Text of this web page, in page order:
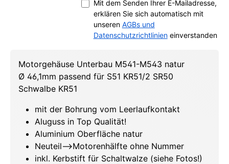
Mit dem Senden Ihrer E-Mailadresse,
erklären Sie sich automatisch mit
unseren AGBs und
Datenschutzrichtlinieneinverstanden
Motorgehäuse Unterbau M541-M543 natur
Ø 46,1mm passend für S51 KR51/2 SR50
Schwalbe KR51
mit der Bohrung vom Leerlaufkontakt
Aluguss in Top Qualität!
Aluminium Oberfläche natur
Neuteil-->Motorenhälfte ohne Nummer
inkl. Kerbstift für Schaltwalze (siehe Fotos!)